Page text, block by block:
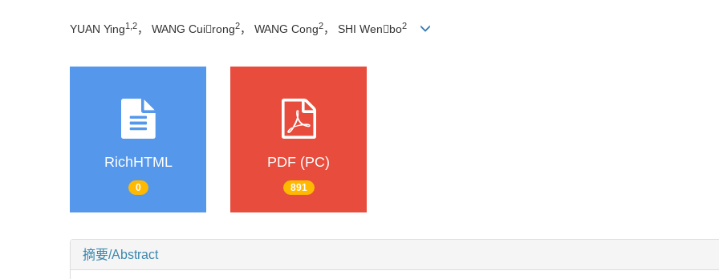
YUAN Ying1,2， WANG Cuirong2， WANG Cong2， SHI Wenbo2
RichHTML
0
PDF (PC)
891
摘要/Abstract